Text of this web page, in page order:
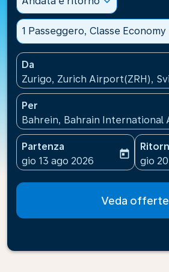
1 Passeggero, Classe Economy
Da
Zurigo, Zurich Airport(ZRH),
Per
Bahrein, Bahrain International
Partenza
fc-booking-departure-date-
gio 13 ago 2026
today
fc-
gio
Veda offerte